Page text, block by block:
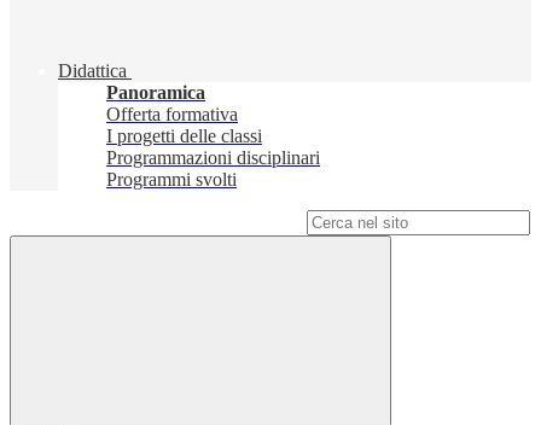
Didattica
Panoramica
Offerta formativa
I progetti delle classi
Programmazioni disciplinari
Programmi svolti